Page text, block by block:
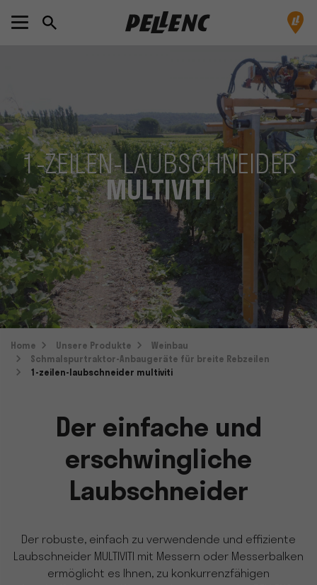
1-ZEILEN-LAUBSCHNEIDER
MULTIVITI
Home Unsere Produkte
Weinbau
Schmalspurtraktor-Anbaugeräte für breite Rebzeilen
1-zeilen-laubschneider multiviti
Der einfache und
erschwingliche
Laubschneider
Der robuste, einfach zu verwendende und effiziente
Laubschneider MULTIVITI mit Messern oder Messerbalken
ermöglicht es Ihnen, zu konkurrenzfähigen